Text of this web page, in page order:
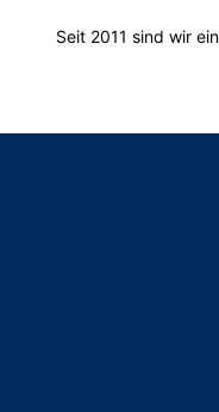
Seit 2011 sind wir